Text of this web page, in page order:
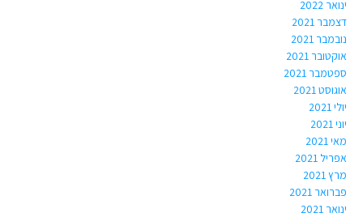
ינואר 2022
דצמבר 2021
נובמבר 2021
אוקטובר 2021
ספטמבר 2021
אוגוסט 2021
יולי 2021
יוני 2021
מאי 2021
אפריל 2021
מרץ 2021
פברואר 2021
ינואר 2021